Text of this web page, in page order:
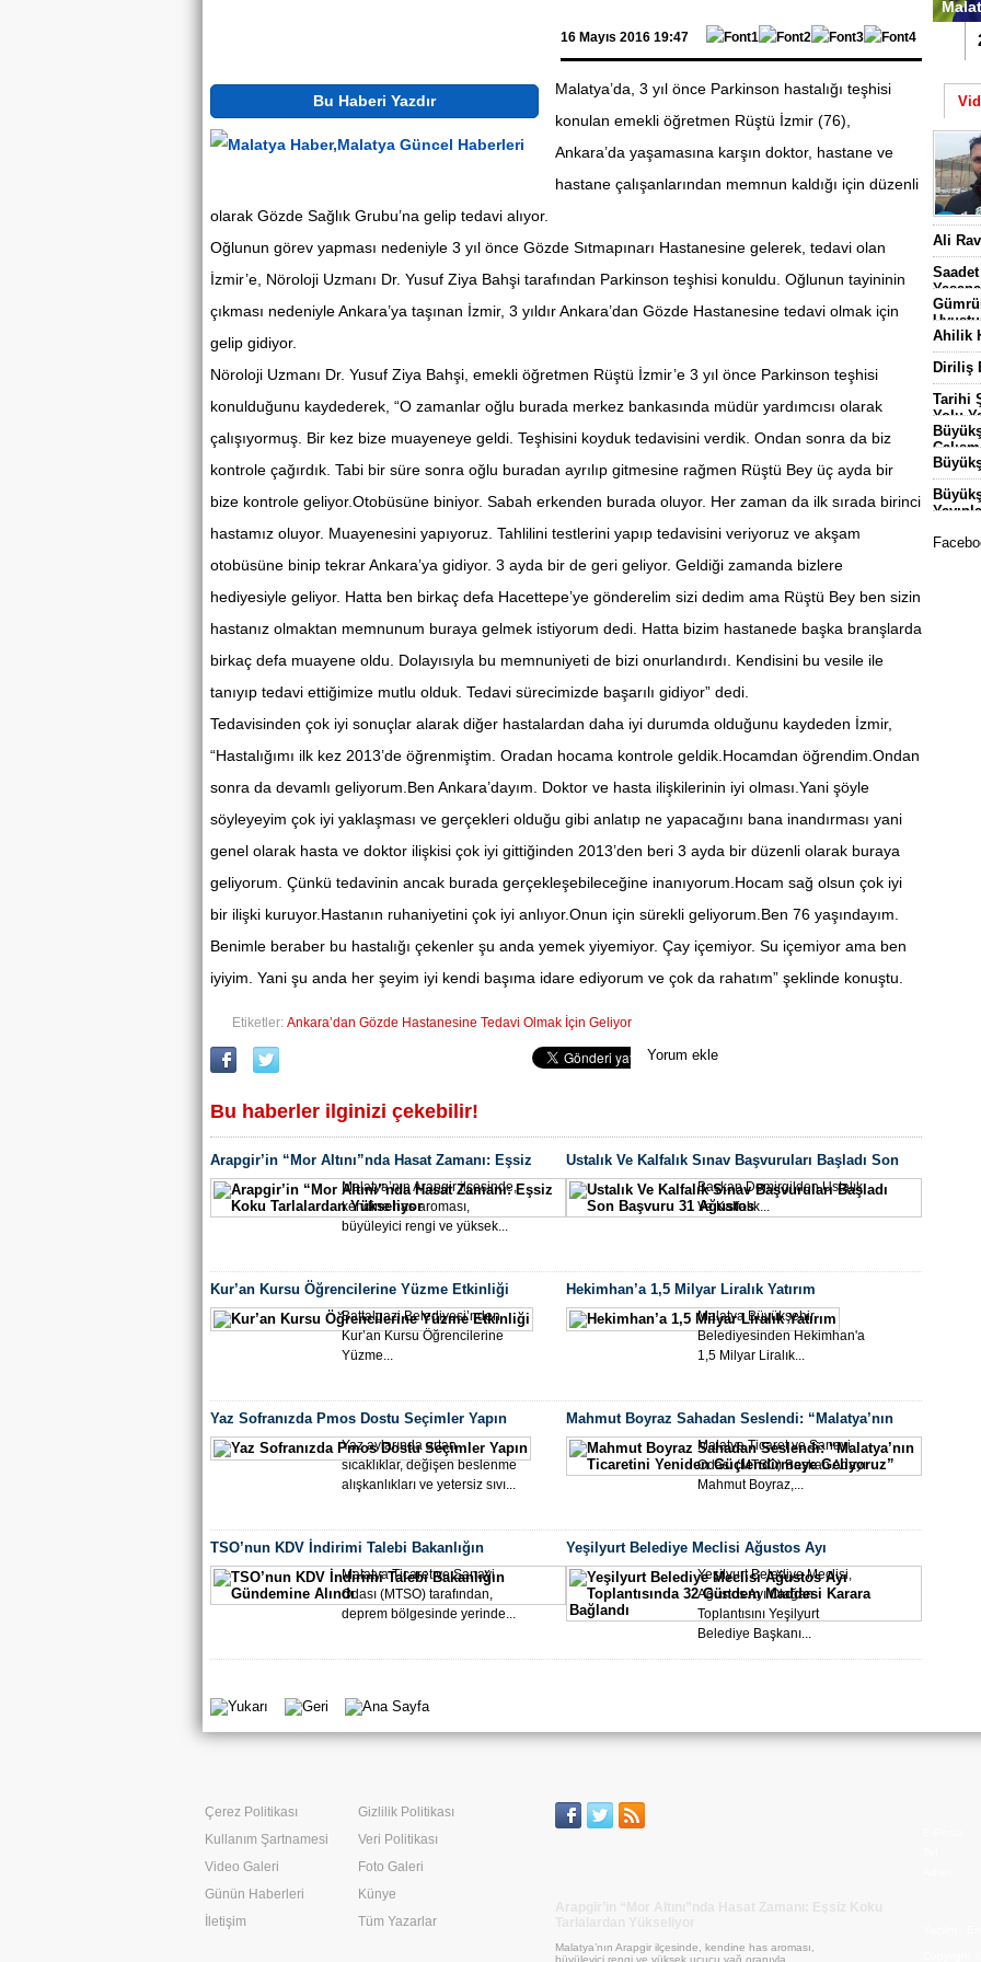
3
Ali
Ahilik
Diriliş
Tarihi
Yolu
16 Mayıs 2016 19:47
Bu Haberi Yazdır
Malatya’da, 3 yıl önce Parkinson hastalığı teşhisi
konulan emekli öğretmen Rüştü İzmir (76),
Ankara’da yaşamasına karşın doktor, hastane ve
hastane çalışanlarından memnun kaldığı için düzenli
olarak Gözde Sağlık Grubu’na gelip tedavi alıyor.
Oğlunun görev yapması nedeniyle 3 yıl önce Gözde Sıtmapınarı Hastanesine gelerek, tedavi olan
İzmir’e, Nöroloji Uzmanı Dr. Yusuf Ziya Bahşi tarafından Parkinson teşhisi konuldu. Oğlunun tayininin
çıkması nedeniyle Ankara’ya taşınan İzmir, 3 yıldır Ankara’dan Gözde Hastanesine tedavi olmak için
gelip gidiyor.
Nöroloji Uzmanı Dr. Yusuf Ziya Bahşi, emekli öğretmen Rüştü İzmir’e 3 yıl önce Parkinson teşhisi
konulduğunu kaydederek, “O zamanlar oğlu burada merkez bankasında müdür yardımcısı olarak
çalışıyormuş. Bir kez bize muayeneye geldi. Teşhisini koyduk tedavisini verdik. Ondan sonra da biz
kontrole çağırdık. Tabi bir süre sonra oğlu buradan ayrılıp gitmesine rağmen Rüştü Bey üç ayda bir
bize kontrole geliyor.Otobüsüne biniyor. Sabah erkenden burada oluyor. Her zaman da ilk sırada birinci
hastamız oluyor. Muayenesini yapıyoruz. Tahlilini testlerini yapıp tedavisini veriyoruz ve akşam
otobüsüne binip tekrar Ankara’ya gidiyor. 3 ayda bir de geri geliyor. Geldiği zamanda bizlere
hediyesiyle geliyor. Hatta ben birkaç defa Hacettepe’ye gönderelim sizi dedim ama Rüştü Bey ben sizin
hastanız olmaktan memnunum buraya gelmek istiyorum dedi. Hatta bizim hastanede başka branşlarda
birkaç defa muayene oldu. Dolayısıyla bu memnuniyeti de bizi onurlandırdı. Kendisini bu vesile ile
tanıyıp tedavi ettiğimize mutlu olduk. Tedavi sürecimizde başarılı gidiyor” dedi.
Tedavisinden çok iyi sonuçlar alarak diğer hastalardan daha iyi durumda olduğunu kaydeden İzmir,
“Hastalığımı ilk kez 2013’de öğrenmiştim. Oradan hocama kontrole geldik.Hocamdan öğrendim.Ondan
sonra da devamlı geliyorum.Ben Ankara’dayım. Doktor ve hasta ilişkilerinin iyi olması.Yani şöyle
söyleyeyim çok iyi yaklaşması ve gerçekleri olduğu gibi anlatıp ne yapacağını bana inandırması yani
genel olarak hasta ve doktor ilişkisi çok iyi gittiğinden 2013’den beri 3 ayda bir düzenli olarak buraya
geliyorum. Çünkü tedavinin ancak burada gerçekleşebileceğine inanıyorum.Hocam sağ olsun çok iyi
bir ilişki kuruyor.Hastanın ruhaniyetini çok iyi anlıyor.Onun için sürekli geliyorum.Ben 76 yaşındayım.
Benimle beraber bu hastalığı çekenler şu anda yemek yiyemiyor. Çay içemiyor. Su içemiyor ama ben
iyiyim. Yani şu anda her şeyim iyi kendi başıma idare ediyorum ve çok da rahatım” şeklinde konuştu.
Etiketler: Ankara’dan Gözde Hastanesine Tedavi Olmak İçin Geliyor
Seo UzmanıYorum ekle
Bu haberler ilginizi çekebilir!
Arapgir’in “Mor Altını”nda Hasat Zamanı: Eşsiz
Koku Tarlalardan YükseliyorMalatya’nın Arapgir ilçesinde,
kendine has aroması,
büyüleyici rengi ve yüksek...
Ustalık Ve Kalfalık Sınav Başvuruları Başladı Son
Başvuru 31 AğustosBaşkan Demirgilden Ustalık
Ve Kalfalık...
Kur’an Kursu Öğrencilerine Yüzme Etkinliği
Battalgazi Belediyesi’nden
Kur’an Kursu Öğrencilerine
Yüzme...
Hekimhan’a 1,5 Milyar Liralık Yatırım
Malatya Büyükşehir
Belediyesinden Hekimhan'a
1,5 Milyar Liralık...
Yaz Sofranızda Pmos Dostu Seçimler Yapın
Yaz aylarında artan
sıcaklıklar, değişen beslenme
alışkanlıkları ve yetersiz sıvı...
Mahmut Boyraz Sahadan Seslendi: “Malatya’nın
Ticaretini Yeniden Güçlendirmeye Geliyoruz”
Malatya Ticaret ve Sanayi
Odası (MTSO) Başkan Adayı
Mahmut Boyraz,...
TSO’nun KDV İndirimi Talebi Bakanlığın
Gündemine Alındı Malatya Ticaret ve Sanayi
Odası (MTSO) tarafından,
deprem bölgesinde yerinde...
Yeşilyurt Belediye Meclisi Ağustos Ayı
Toplantısında 32 Gündem Maddesi Karara Bağlandı
Yeşilyurt Belediye Meclisi,
Ağustos Ayı Olağan
Toplantısını Yeşilyurt
Belediye Başkanı...
Çerez Politikası
Gizlilik Politikası
Kullanım Şartnamesi
Veri Politikası
Video Galeri
Foto Galeri
Günün Haberleri
Künye
İletişim
Tüm Yazarlar
Malatya’nın Arapgir ilçesinde, kendine has aroması,
büyüleyici rengi ve yüksek uçucu yağ oranıyla